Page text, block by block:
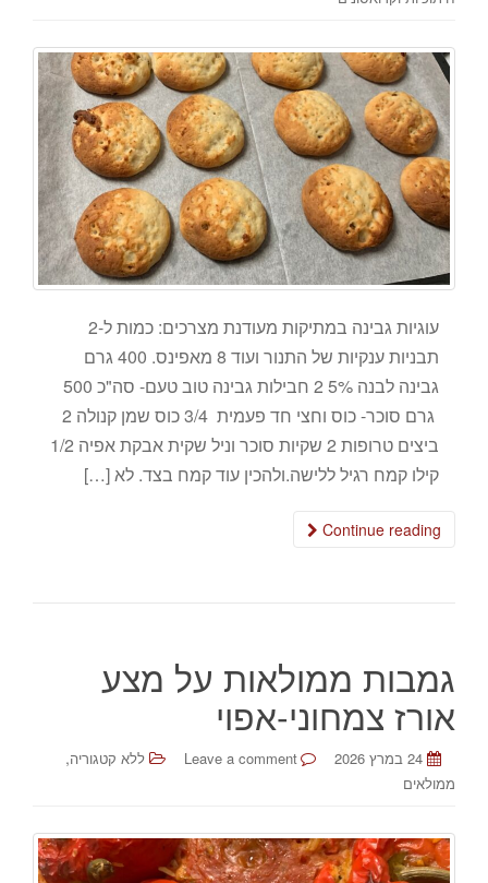
עוגיות גבינה במתיקות מעודנת מצרכים: כמות ל-2
תבניות ענקיות של התנור ועוד 8 מאפינס. 400 גרם
גבינה לבנה 5% 2 חבילות גבינה טוב טעם- סה"כ 500
גרם סוכר- כוס וחצי חד פעמית 3/4 כוס שמן קנולה 2
ביצים טרופות 2 שקיות סוכר וניל שקית אבקת אפיה 1/2
קילו קמח רגיל ללישה.ולהכין עוד קמח בצד. לא […]
Continue reading
גמבות ממולאות על מצע
אורז צמחוני-אפוי
24 במרץ 2026 Leave a comment ללא קטגוריה,
ממולאים